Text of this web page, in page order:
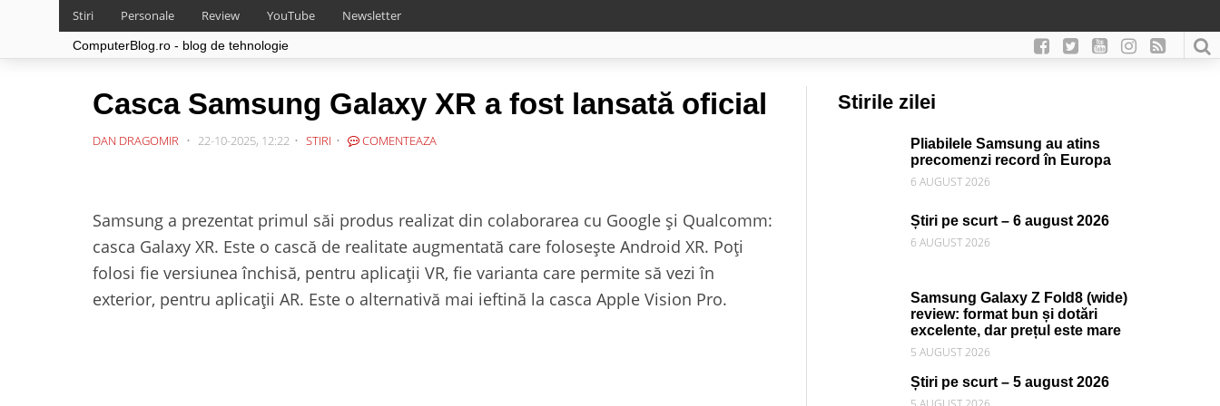
Stiri Personale Review YouTube Newsletter
ComputerBlog.ro - blog de tehnologie
Casca Samsung Galaxy XR a fost lansată oficial
DAN DRAGOMIR 22-10-2025, 12:22 STIRI COMENTEAZA
Samsung a prezentat primul săi produs realizat din colaborarea cu Google și Qualcomm:
casca Galaxy XR. Este o cască de realitate augmentată care folosește Android XR. Poți
folosi fie versiunea închisă, pentru aplicații VR, fie varianta care permite să vezi în
exterior, pentru aplicații AR. Este o alternativă mai ieftină la casca Apple Vision Pro.
Stirile zilei
Pliabilele Samsung au atins
precomenzi record în Europa
6 AUGUST 2026
Știri pe scurt – 6 august 2026
6 AUGUST 2026
Samsung Galaxy Z Fold8 (wide)
review: format bun și dotări
excelente, dar prețul este mare
5 AUGUST 2026
Știri pe scurt – 5 august 2026